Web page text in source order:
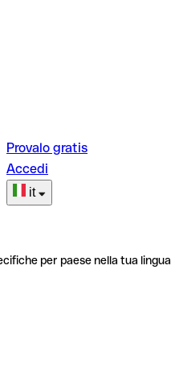
Provalo gratis
Accedi
it
per paese nella tua lingua